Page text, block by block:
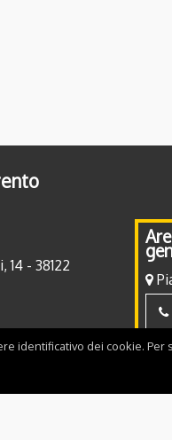
14 - 38122
identificativo dei cookie. Per